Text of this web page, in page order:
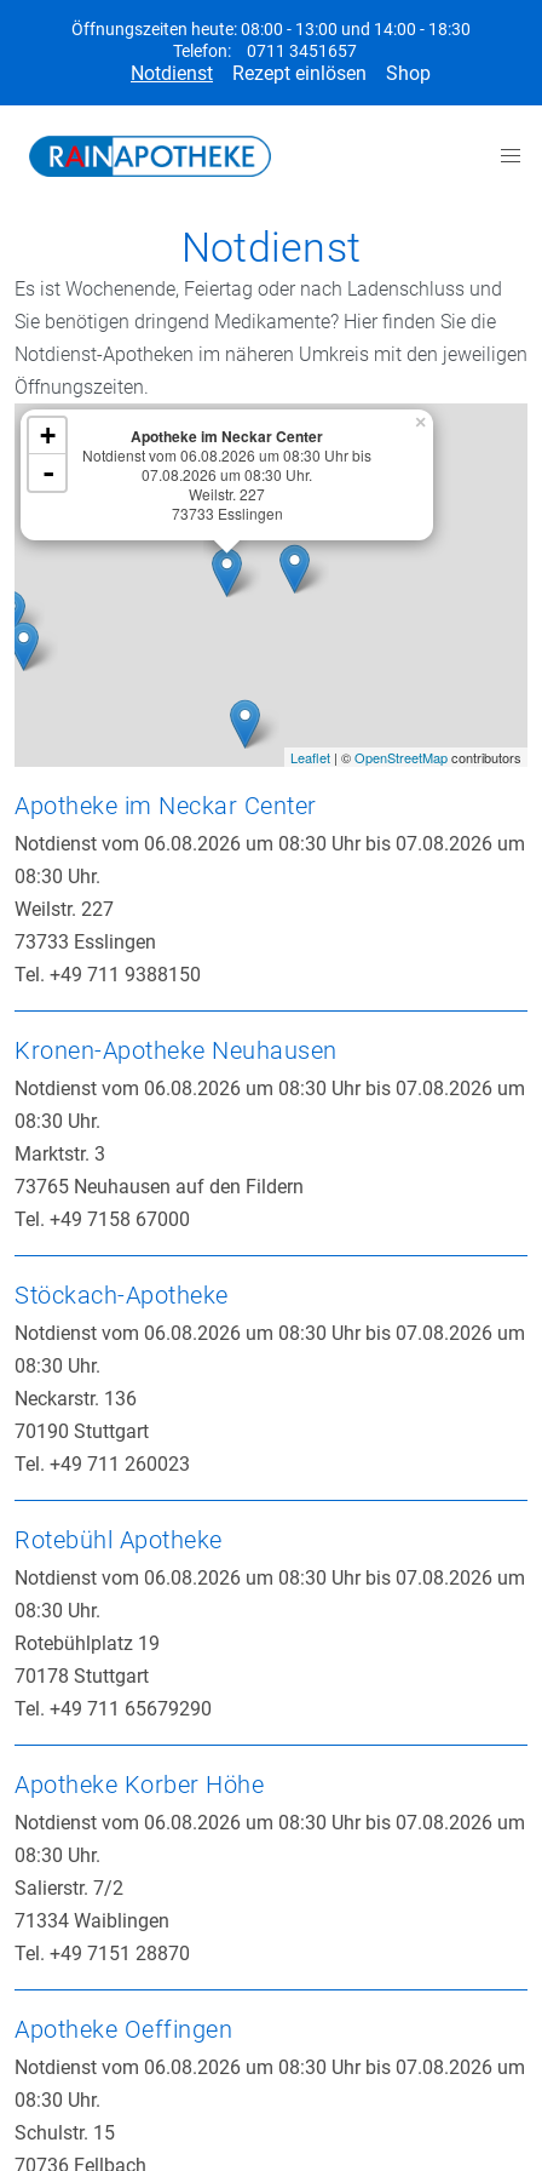
Öffnungszeiten heute: 08:00 - 13:00 und 14:00 - 18:30
Telefon:
0711 3451657
Notdienst Rezept einlösen Shop
Notdienst
Es ist Wochenende, Feiertag oder nach Ladenschluss und
Sie benötigen dringend Medikamente? Hier finden Sie die
Notdienst-Apotheken im näheren Umkreis mit den jeweiligen
Öffnungszeiten.
×
Apotheke im Neckar Center
Notdienst vom 06.08.2026 um 08:30 Uhr bis
07.08.2026 um 08:30 Uhr.
Weilstr. 227
73733 Esslingen
+
-
Leaflet | ©OpenStreetMapcontributors
Apotheke im Neckar Center
Notdienst vom 06.08.2026 um 08:30 Uhr bis 07.08.2026 um
08:30 Uhr.
Weilstr. 227
73733 Esslingen
Tel. +49 711 9388150
Kronen-Apotheke Neuhausen
Notdienst vom 06.08.2026 um 08:30 Uhr bis 07.08.2026 um
08:30 Uhr.
Marktstr. 3
73765 Neuhausen auf den Fildern
Tel. +49 7158 67000
Stöckach-Apotheke
Notdienst vom 06.08.2026 um 08:30 Uhr bis 07.08.2026 um
08:30 Uhr.
Neckarstr. 136
70190 Stuttgart
Tel. +49 711 260023
Rotebühl Apotheke
Notdienst vom 06.08.2026 um 08:30 Uhr bis 07.08.2026 um
08:30 Uhr.
Rotebühlplatz 19
70178 Stuttgart
Tel. +49 711 65679290
Apotheke Korber Höhe
Notdienst vom 06.08.2026 um 08:30 Uhr bis 07.08.2026 um
08:30 Uhr.
Salierstr. 7/2
71334 Waiblingen
Tel. +49 7151 28870
Apotheke Oeffingen
Notdienst vom 06.08.2026 um 08:30 Uhr bis 07.08.2026 um
08:30 Uhr.
Schulstr. 15
70736 Fellbach